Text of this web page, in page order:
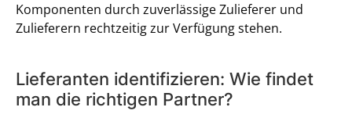
Komponenten durch zuverlässige Zulieferer und
Zulieferern rechtzeitig zur Verfügung stehen.
Lieferanten identifizieren: Wie findet
man die richtigen Partner?